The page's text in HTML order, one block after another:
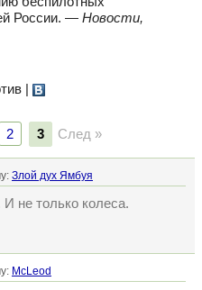
России. — Новости,
2 3 След »
Злой дух Ямбуя
И не только колеса.
McLeod